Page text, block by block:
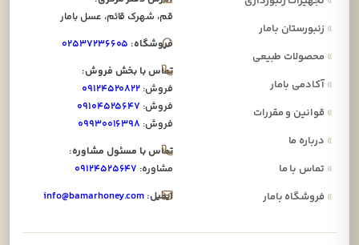
»زنبورستان بامار
»محصولات طبیعی
»آکادمی بامار
»قوانین و مقررات
»درباره ما
»تماس با ما
»فروشگاه بامار
قم، شهرک قائم، عسل بامار
فروشگاه: ۰۲۵۳۷۲۳۶۶۰۵
تماس با بخش فروش:
فروش: ۰۹۱۲۴۵۲۰۸۲۲
فروش: ۰۹۱۰۴۵۲۵۶۴۷
فروش: ۰۹۹۳۰۰۱۶۳۹۸
تماس با مسئول مشاوره:
مشاوره: ۰۹۱۲۴۵۲۵۶۴۷
ایمیل: info@bamarhoney.com